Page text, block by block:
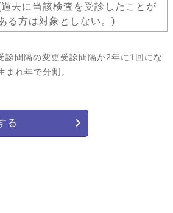
過去に当該検査を受診したことが
る方は対象としない。)
間隔の変更受診間隔が2年に1回にな
まれ年で分割。
る